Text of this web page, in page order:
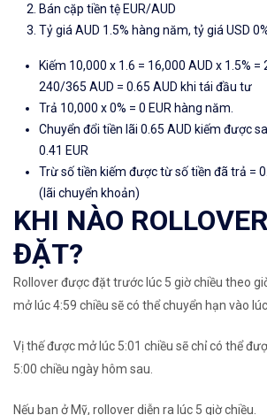
Bán cặp tiền tệ EUR/AUD
Tỷ giá AUD 1.5% hàng năm, tỷ giá USD
Kiếm 10,000 x 1.6 = 16,000 AUD x 1.5%
240/365 AUD = 0.65 AUD khi tái đầu tư
Trả 10,000 x 0% = 0 EUR hàng năm.
Chuyển đổi tiền lãi 0.65 AUD kiếm được
0.41 EUR
Trừ số tiền kiếm được từ số tiền đã trả =
( lãi chuyển khoản)
KHI NÀO
ĐẶT?
Rollover được đặt trước lúc 5 giờ chiều theo
mở lúc 4:59 chiều sẽ có thể chuyển hạn vào
Vị thế được mở lúc 5:01 chiều sẽ chỉ có thể
5:00 chiều ngày hôm sau.
Nếu bạn ở Mỹ, rollover diễn ra lúc 5 giờ chiều.